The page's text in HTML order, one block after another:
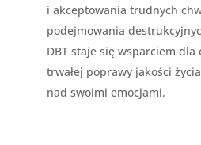
i akceptowania trudnych
podejmowania
DBT staje się wsparciem dla
trwałej poprawy jakości
nad swoimi emocjami.